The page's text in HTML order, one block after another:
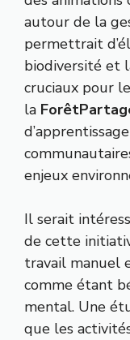
autour de la
permettrait
biodiversité et
cruciaux pour
la
enjeux
Il serait
de cette
travail manuel
comme étant
mental. Une
que les